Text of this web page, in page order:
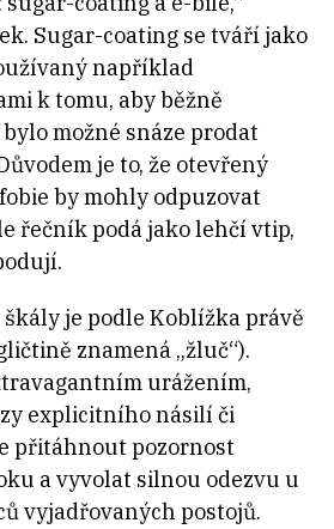
Sugar-coating se tváří jako
například
k tomu, aby běžně
možné snáze prodat
je to, že otevřený
by mohly odpuzovat
řečník podá jako lehčí vtip,
je podle Koblížka právě
znamená „žluč“).
urážením,
explicitního násilí či
přitáhnout pozornost
a vyvolat silnou odezvu u
vyjadřovaných postojů.